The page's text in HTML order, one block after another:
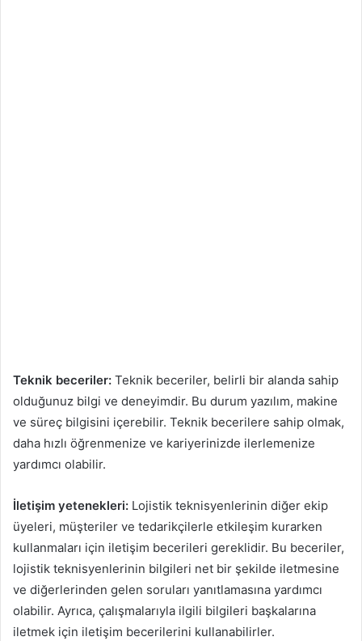
Teknik beceriler: Teknik beceriler, belirli bir alanda sahip
olduğunuz bilgi ve deneyimdir. Bu durum yazılım, makine
ve süreç bilgisini içerebilir. Teknik becerilere sahip olmak,
daha hızlı öğrenmenize ve kariyerinizde ilerlemenize
yardımcı olabilir.
İletişim yetenekleri: Lojistik teknisyenlerinin diğer ekip
üyeleri, müşteriler ve tedarikçilerle etkileşim kurarken
kullanmaları için iletişim becerileri gereklidir. Bu beceriler,
lojistik teknisyenlerinin bilgileri net bir şekilde iletmesine
ve diğerlerinden gelen soruları yanıtlamasına yardımcı
olabilir. Ayrıca, çalışmalarıyla ilgili bilgileri başkalarına
iletmek için iletişim becerilerini kullanabilirler.